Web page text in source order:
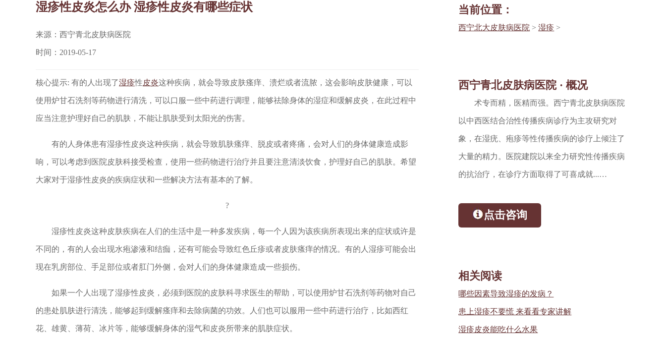
湿疹性皮炎怎么办 湿疹性皮炎有哪些症状
来源：西宁青北皮肤病医院
时间：2019-05-17
核心提示: 有的人出现了湿疹性皮炎这种疾病，就会导致皮肤瘙痒、溃烂或者流脓，这会影响皮肤健康，可以
使用炉甘石洗剂等药物进行清洗，可以口服一些中药进行调理，能够祛除身体的湿症和缓解皮炎，在此过程中
应当注意护理好自己的肌肤，不能让肌肤受到太阳光的伤害。
有的人身体患有湿疹性皮炎这种疾病，就会导致肌肤瘙痒、脱皮或者疼痛，会对人们的身体健康造成影
响，可以考虑到医院皮肤科接受检查，使用一些药物进行治疗并且要注意清淡饮食，护理好自己的肌肤。希望
大家对于湿疹性皮炎的疾病症状和一些解决方法有基本的了解。
?
湿疹性皮炎这种皮肤疾病在人们的生活中是一种多发疾病，每一个人因为该疾病所表现出来的症状或许是
不同的，有的人会出现水疱渗液和结痂，还有可能会导致红色丘疹或者皮肤瘙痒的情况。有的人湿疹可能会出
现在乳房部位、手足部位或者肛门外侧，会对人们的身体健康造成一些损伤。
如果一个人出现了湿疹性皮炎，必须到医院的皮肤科寻求医生的帮助，可以使用炉甘石洗剂等药物对自己
的患处肌肤进行清洗，能够起到缓解瘙痒和去除病菌的功效。人们也可以服用一些中药进行治疗，比如西红
花、雄黄、薄荷、冰片等，能够缓解身体的湿气和皮炎所带来的肌肤症状。
当前位置：
西宁北大皮肤病医院 >湿疹 >
西宁青北皮肤病医院 · 概况
术专而精，医精而强。西宁青北皮肤病医院
以中西医结合治性传播疾病诊疗为主攻研究对
象，在湿疣、疱疹等性传播疾病的诊疗上倾注了
大量的精力。医院建院以来全力研究性传播疾病
的抗治疗，在诊疗方面取得了可喜成就...…
点击咨询
相关阅读
哪些因素导致湿疹的发病？
患上湿疹不要慌 来看看专家讲解
湿疹皮炎能吃什么水果